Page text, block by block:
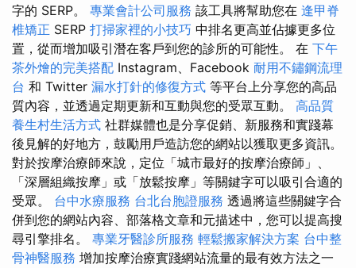
字的 SERP。 專業會計公司服務 該工具將幫助您在 逢甲脊
椎矯正 SERP 打掃家裡的小技巧 中排名更高並佔據更多位
置，從而增加吸引潛在客戶到您的診所的可能性。 在 下午
茶外燴的完美搭配 Instagram、Facebook 耐用不鏽鋼流理
台 和 Twitter 漏水打針的修復方式 等平台上分享您的高品
質內容，並透過定期更新和互動與您的受眾互動。 高品質
養生村生活方式 社群媒體也是分享促銷、新服務和實踐幕
後見解的好地方，鼓勵用戶造訪您的網站以獲取更多資訊。
對於按摩治療師來說，定位「城市最好的按摩治療師」、
「深層組織按摩」或「放鬆按摩」等關鍵字可以吸引合適的
受眾。 台中水療服務 台北台胞證服務 透過將這些關鍵字合
併到您的網站內容、部落格文章和元描述中，您可以提高搜
尋引擎排名。 專業牙醫診所服務 輕鬆搬家解決方案 台中整
骨神醫服務 增加按摩治療實踐網站流量的最有效方法之一